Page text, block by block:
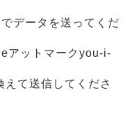
データを送ってくだ
ットマークyou-i-
て送信してくださ